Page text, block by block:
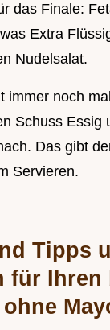
das Finale:
Extra
Nudelsalat.
immer noch
Schuss Essig
Das gibt
Servieren.
Tipps
für Ihren